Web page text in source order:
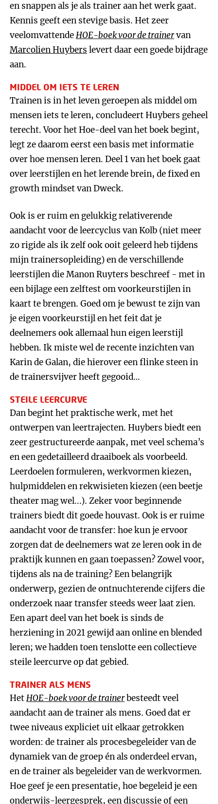
en snappen als je als trainer aan het werk gaat.
Kennis geeft een stevige basis. Het zeer
veelomvattendeHOE-boek voor de trainervan
Marcolien Huybers levert daar een goede bijdrage
aan.
MIDDEL OM IETS TE LEREN
Trainen is in het leven geroepen als middel om
mensen iets te leren, concludeert Huybers geheel
terecht. Voor het Hoe-deel van het boek begint,
legt ze daarom eerst een basis met informatie
over hoe mensen leren. Deel 1 van het boek gaat
over leerstijlen en het lerende brein, de fixed en
growth mindset van Dweck.
Ook is er ruim en gelukkig relativerende
aandacht voor de leercyclus van Kolb (niet meer
zo rigide als ik zelf ook ooit geleerd heb tijdens
mijn trainersopleiding) en de verschillende
leerstijlen die Manon Ruyters beschreef - met in
een bijlage een zelftest om voorkeurstijlen in
kaart te brengen. Goed om je bewust te zijn van
je eigen voorkeurstijl en het feit dat je
deelnemers ook allemaal hun eigen leerstijl
hebben. Ik miste wel de recente inzichten van
Karin de Galan, die hierover een flinke steen in
de trainersvijver heeft gegooid…
STEILE LEERCURVE
Dan begint het praktische werk, met het
ontwerpen van leertrajecten. Huybers biedt een
zeer gestructureerde aanpak, met veel schema’s
en een gedetailleerd draaiboek als voorbeeld.
Leerdoelen formuleren, werkvormen kiezen,
hulpmiddelen en rekwisieten kiezen (een beetje
theater mag wel...). Zeker voor beginnende
trainers biedt dit goede houvast. Ook is er ruime
aandacht voor de transfer: hoe kun je ervoor
zorgen dat de deelnemers wat ze leren ook in de
praktijk kunnen en gaan toepassen? Zowel voor,
tijdens als na de training? Een belangrijk
onderwerp, gezien de ontnuchterende cijfers die
onderzoek naar transfer steeds weer laat zien.
Een apart deel van het boek is sinds de
herziening in 2021 gewijd aan online en blended
leren; we hadden toen tenslotte een collectieve
steile leercurve op dat gebied.
TRAINER ALS MENS
HetHOE-boek voor de trainerbesteedt veel
aandacht aan de trainer als mens. Goed dat er
twee niveaus expliciet uit elkaar getrokken
worden: de trainer als procesbegeleider van de
dynamiek van de groep én als onderdeel ervan,
en de trainer als begeleider van de werkvormen.
Hoe geef je een presentatie, hoe begeleid je een
onderwijs-leergesprek, een discussie of een